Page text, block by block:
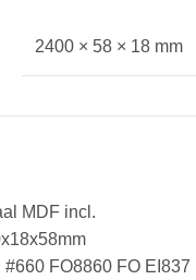
2400 × 58 × 18 mm
MDF incl.
FO8860 FO EI837